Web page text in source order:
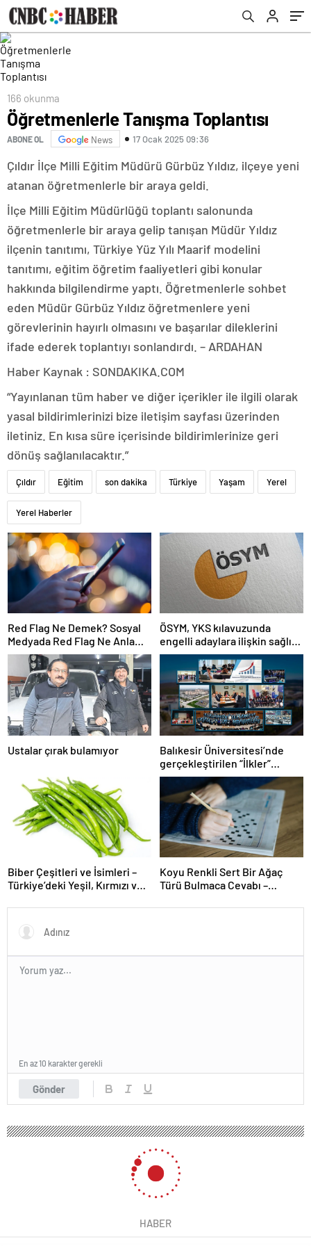
166 okunma
Öğretmenlerle Tanışma Toplantısı
ABONE OL News 17 Ocak 2025 09:36
Çıldır İlçe Milli Eğitim Müdürü Gürbüz Yıldız, ilçeye yeni
atanan öğretmenlerle bir araya geldi.
İlçe Milli Eğitim Müdürlüğü toplantı salonunda
öğretmenlerle bir araya gelip tanışan Müdür Yıldız
ilçenin tanıtımı, Türkiye Yüz Yılı Maarif modelini
tanıtımı, eğitim öğretim faaliyetleri gibi konular
hakkında bilgilendirme yaptı. Öğretmenlerle sohbet
eden Müdür Gürbüz Yıldız öğretmenlere yeni
görevlerinin hayırlı olmasını ve başarılar dileklerini
ifade ederek toplantıyı sonlandırdı. – ARDAHAN
Haber Kaynak : SONDAKIKA.COM
“Yayınlanan tüm haber ve diğer içerikler ile ilgili olarak
yasal bildirimlerinizi bize iletişim sayfası üzerinden
iletiniz. En kısa süre içerisinde bildirimlerinize geri
dönüş sağlanılacaktır.”
Çıldır Eğitim son dakika Türkiye Yaşam Yerel
Yerel Haberler
Red Flag Ne Demek? Sosyal
Medyada Red Flag Ne Anlama
Gelir?
ÖSYM, YKS kılavuzunda
engelli adaylara ilişkin sağlık
şartlarını güncelledi
Ustalar çırak bulamıyor
Balıkesir Üniversitesi’nde
gerçekleştirilen “İlkler”
üniversitenin geleceğini
şekillendiriyor
Biber Çeşitleri ve İsimleri –
Türkiye’deki Yeşil, Kırmızı ve
Koyu Renkli Sert Bir Ağaç
Türü Bulmaca Cevabı –
Bir Ağaç Türü
Gönder
En az 10 karakter gerekli
HABER